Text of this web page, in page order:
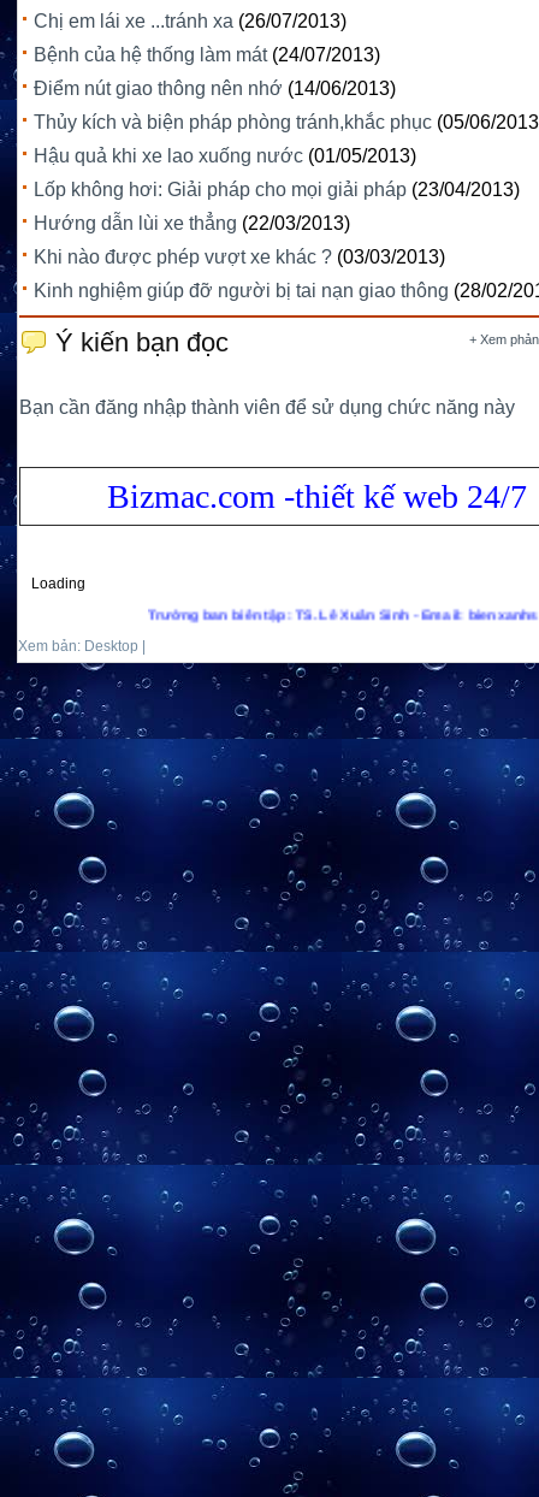
Chị em lái xe ...tránh xa (26/07/2013)
Bệnh của hệ thống làm mát (24/07/2013)
Điểm nút giao thông nên nhớ (14/06/2013)
Thủy kích và biện pháp phòng tránh,khắc phục (05/06/
Hậu quả khi xe lao xuống nước (01/05/2013)
Lốp không hơi: Giải pháp cho mọi giải pháp (23/04/2013)
Hướng dẫn lùi xe thẳng (22/03/2013)
Khi nào được phép vượt xe khác ? (03/03/2013)
Kinh nghiệm giúp đỡ người bị tai nạn giao thông (28/02/
+ Xem
Ý kiến bạn đọc
Bạn cần đăng nhập thành viên để sử dụng chức năng này
Bizmac.com -thiết kế web 24/7
Loading
Trưởng ban biên tập: TS. Lê Xuân Sinh - Email:
Xem bản: Desktop |